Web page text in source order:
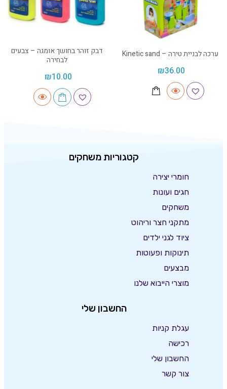
ערכה לבניית טירה – Kinetic sand
₪36.00
דבק זוהר בחושך אומגה – צבעים
לבחירה
₪10.00
קטגוריות משחקים
חומרי יצירה
חגים ועונות
משחקים
מתקני חצר וריהוט
ציוד לגני ילדים
תינוקות ופעוטות
מבצעים
מוצרי הייבוא שלנו
החשבון שלי
עגלת קניות
רכישה
החשבון שלי
צור קשר